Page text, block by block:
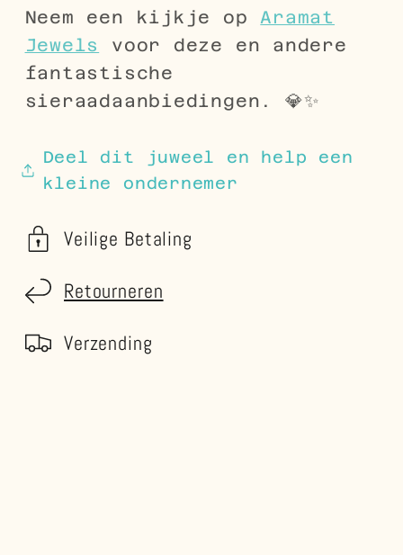
Neem een kijkje op Aramat
Jewels
voor deze en andere
fantastische
sieraadaanbiedingen. 💎✨
Deel dit juweel en help een
kleine ondernemer
Veilige Betaling
Retourneren
Verzending